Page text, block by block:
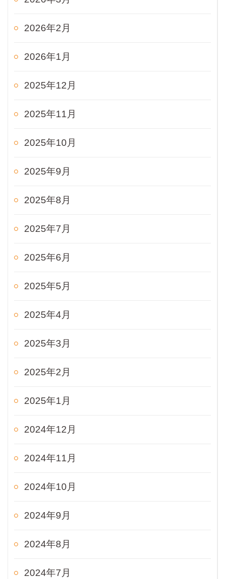
2026年2月
2026年1月
2025年12月
2025年11月
2025年10月
2025年9月
2025年8月
2025年7月
2025年6月
2025年5月
2025年4月
2025年3月
2025年2月
2025年1月
2024年12月
2024年11月
2024年10月
2024年9月
2024年8月
2024年7月